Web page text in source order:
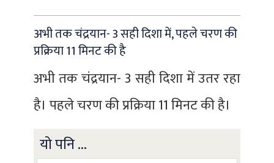
अभी तक चंद्रयान- 3 सही दिशा में, पहले चरण की
प्रक्रिया 11 मिनट की है
अभी तक चंद्रयान- 3 सही दिशा में उतर रहा
है। पहले चरण की प्रक्रिया 11 मिनट की है।
यो पनि ...